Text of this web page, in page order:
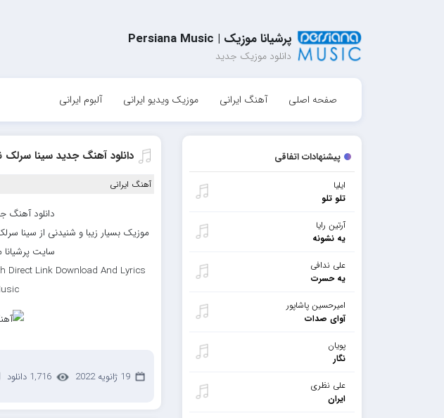
پرشیانا موزیک | Persiana Music
دانلود موزیک جدید
صفحه اصلی آهنگ ایرانی موزیک ویدیو ایرانی آلبوم ایرانی
پیشنهادات اتفاقی
ایلیا
تلو تلو
آرتین رایا
یه نشونه
علی ندافی
یه حسرت
امیرحسین پاشاپور
آوای صدات
پویان
نگار
علی نظری
ایران
دانلود آهنگ جدید سینا سرلک
آهنگ ایرانی
دانلود آهنگ
موزیک بسیار زیبا و شنیدنی از سینا
سایت پرشیانا
Direct Link Download And Lyrics
19 ژانویه 2022 1,716 دانلود